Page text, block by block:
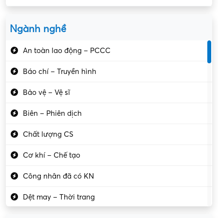
Ngành nghề
An toàn lao động – PCCC
Báo chí – Truyền hình
Bảo vệ – Vệ sĩ
Biên – Phiên dịch
Chất lượng CS
Cơ khí – Chế tạo
Công nhân đã có KN
Dệt may – Thời trang